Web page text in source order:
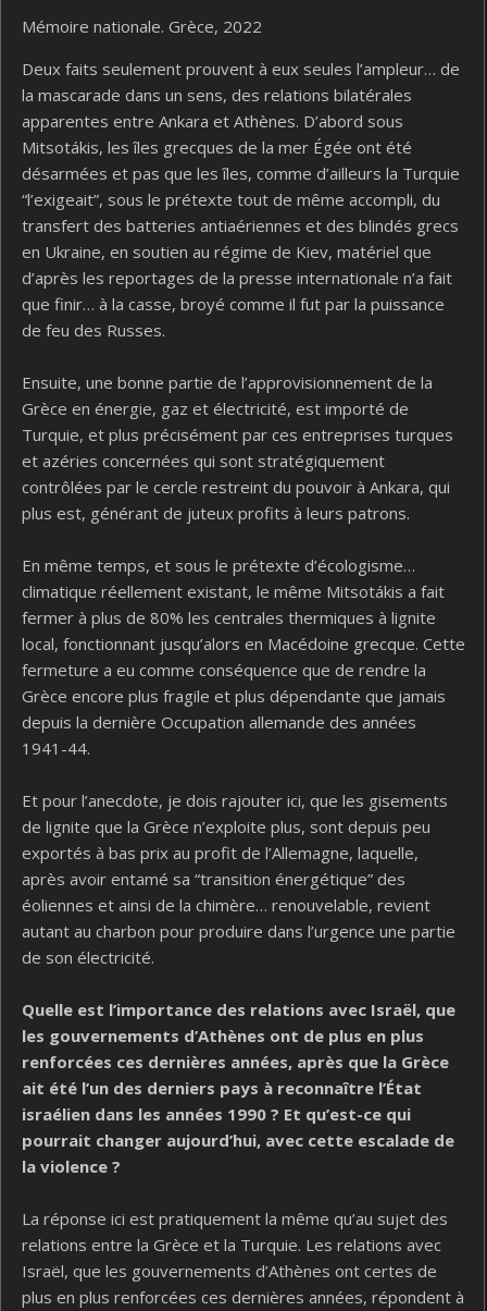
Mémoire nationale. Grèce, 2022
Deux faits seulement prouvent à eux seules l’ampleur… de
la mascarade dans un sens, des relations bilatérales
apparentes entre Ankara et Athènes. D’abord sous
Mitsotákis, les îles grecques de la mer Égée ont été
désarmées et pas que les îles, comme d’ailleurs la Turquie
“l’exigeait”, sous le prétexte tout de même accompli, du
transfert des batteries antiaériennes et des blindés grecs
en Ukraine, en soutien au régime de Kiev, matériel que
d’après les reportages de la presse internationale n’a fait
que finir… à la casse, broyé comme il fut par la puissance
de feu des Russes.
Ensuite, une bonne partie de l’approvisionnement de la
Grèce en énergie, gaz et électricité, est importé de
Turquie, et plus précisément par ces entreprises turques
et azéries concernées qui sont stratégiquement
contrôlées par le cercle restreint du pouvoir à Ankara, qui
plus est, générant de juteux profits à leurs patrons.
En même temps, et sous le prétexte d’écologisme…
climatique réellement existant, le même Mitsotákis a fait
fermer à plus de 80% les centrales thermiques à lignite
local, fonctionnant jusqu’alors en Macédoine grecque. Cette
fermeture a eu comme conséquence que de rendre la
Grèce encore plus fragile et plus dépendante que jamais
depuis la dernière Occupation allemande des années
1941-44.
Et pour l’anecdote, je dois rajouter ici, que les gisements
de lignite que la Grèce n’exploite plus, sont depuis peu
exportés à bas prix au profit de l’Allemagne, laquelle,
après avoir entamé sa “transition énergétique” des
éoliennes et ainsi de la chimère… renouvelable, revient
autant au charbon pour produire dans l’urgence une partie
de son électricité.
Quelle est l’importance des relations avec Israël, que
les gouvernements d’Athènes ont de plus en plus
renforcées ces dernières années, après que la Grèce
ait été l’un des derniers pays à reconnaître l’État
israélien dans les années 1990 ? Et qu’est-ce qui
pourrait changer aujourd’hui, avec cette escalade de
la violence ?
La réponse ici est pratiquement la même qu’au sujet des
relations entre la Grèce et la Turquie. Les relations avec
Israël, que les gouvernements d’Athènes ont certes de
plus en plus renforcées ces dernières années, répondent à